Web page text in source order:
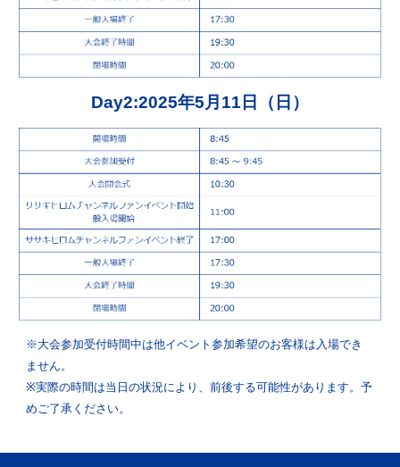
Day2:2025年5月11日（日）
※大会参加受付時間中は他イベント参加希望のお客様は入場でき
ません。
※実際の時間は当日の状況により、前後する可能性があります。予
めご了承ください。